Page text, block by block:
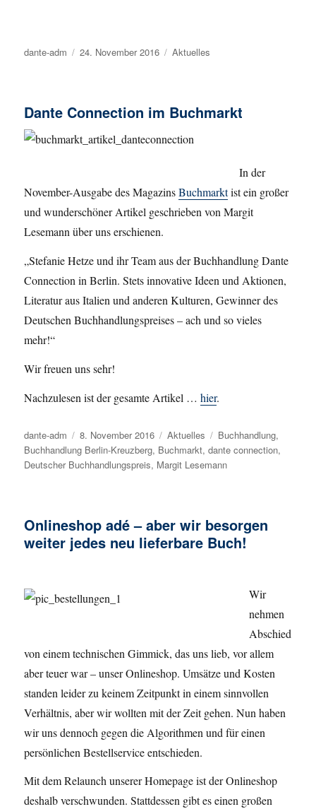
Autor
dante-adm
Veröffentlicht
24. November 2016 Kategorien
Aktuelles
Dante Connection im Buchmarkt
In der
November-Ausgabe des MagazinsBuchmarktist ein großer
und wunderschöner Artikel geschrieben von Margit
Lesemann über uns erschienen.
„Stefanie Hetze und ihr Team aus der Buchhandlung Dante
Connection in Berlin. Stets innovative Ideen und Aktionen,
Literatur aus Italien und anderen Kulturen, Gewinner des
Deutschen Buchhandlungspreises – ach und so vieles
mehr!“
Wir freuen uns sehr!
Nachzulesen ist der gesamte Artikel …hier.
Autor
dante-adm
Veröffentlicht
am
8. November 2016 Kategorien
Aktuelles Schlagwörter
Buchhandlung,
Buchhandlung Berlin-Kreuzberg, Buchmarkt,dante connection,
Deutscher Buchhandlungspreis, Margit Lesemann
Onlineshop adé – aber wir besorgen
weiter jedes neu lieferbare Buch!
Wir
nehmen
Abschied
von einem technischen Gimmick, das uns lieb, vor allem
aber teuer war – unser Onlineshop. Umsätze und Kosten
standen leider zu keinem Zeitpunkt in einem sinnvollen
Verhältnis, aber wir wollten mit der Zeit gehen. Nun haben
wir uns dennoch gegen die Algorithmen und für einen
persönlichen Bestellservice entschieden.
Mit dem Relaunch unserer Homepage ist der Onlineshop
deshalb verschwunden. Stattdessen gibt es einen großen